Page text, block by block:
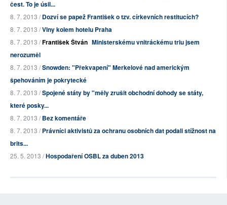
čest. To je úsil...
8. 7. 2013 /Dozví se papež František o tzv. církevních restitucích?
8. 7. 2013 /Vlny kolem hotelu Praha
8. 7. 2013 /František Štván Ministerskému vnitráckému triu jsem
nerozuměl
8. 7. 2013 /Snowden: "Překvapení" Merkelové nad americkým
špehováním je pokrytecké
8. 7. 2013 /Spojené státy by "měly zrušit obchodní dohody se státy,
které posky...
8. 7. 2013 /Bez komentáře
8. 7. 2013 /Právníci aktivistů za ochranu osobních dat podali stížnost na
brits...
25. 5. 2013 /Hospodaření OSBL za duben 2013